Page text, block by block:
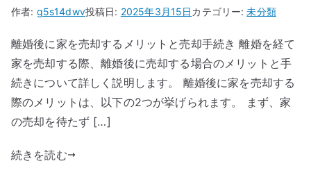
作者: g5s14dwv投稿日: 2025年3月15日カテゴリー:未分類
離婚後に家を売却するメリットと売却手続き 離婚を経て
家を売却する際、離婚後に売却する場合のメリットと手
続きについて詳しく説明します。 離婚後に家を売却する
際のメリットは、以下の2つが挙げられます。 まず、家
の売却を待たず […]
続きを読む